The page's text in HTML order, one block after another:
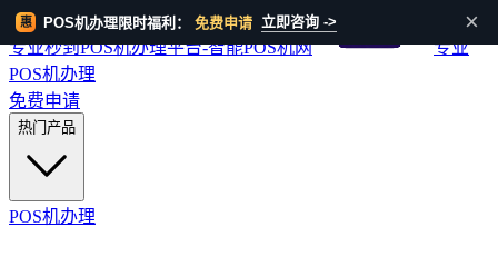
惠 POS机办理限时福利： 免费申请 立即咨询 -> ×
专业秒到POS机办理平台-智能POS机网
专业
POS机办理
免费申请
热门产品
POS机办理